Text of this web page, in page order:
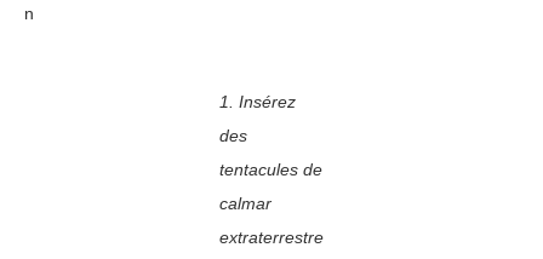
n
1. Insérez
des
tentacules de
calmar
extraterrestre